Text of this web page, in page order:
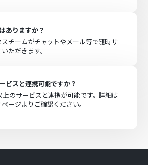
ありますか？
チームがチャットやメール等で随時サ
ただきます。
ビスと連携可能ですか？
上のサービスと連携が可能です。詳細は
ージよりご確認ください。